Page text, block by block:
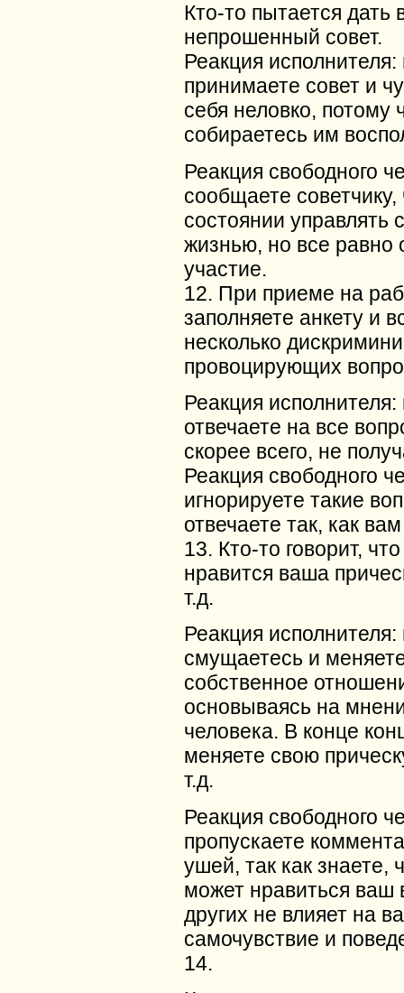
Кто-то пытается дать
непрошенный совет.
Реакция
принимаете совет и
себя неловко, потому
собираетесь им
Реакция свободного
сообщаете
состоянии управлять
жизнью, но все равно
участие.
12. При приеме на
заполняете анкету и
несколько
провоцирующих
Реакция
отвечаете на все
скорее всего, не
Реакция свободного
игнорируете такие
отвечаете так, как
13. Кто-то говорит,
нравится ваша
т.д.
Реакция
смущаетесь и
собственное
основываясь на
человека. В конце
меняете свою
т.д.
Реакция свободного
пропускаете
ушей, так как знаете,
может нравиться ваш
других не влияет на
самочувствие и
14.